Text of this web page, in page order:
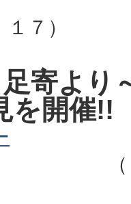
７）
寄より
を開催!!
１